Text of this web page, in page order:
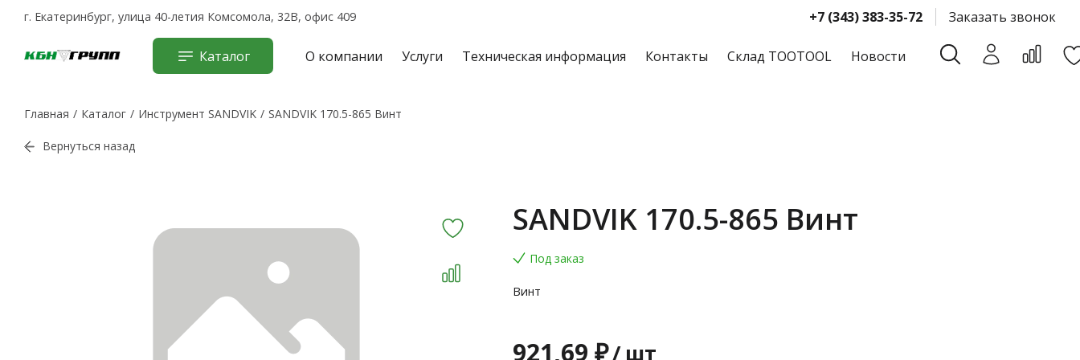
г. Екатеринбург, улица 40-летия Комсомола, 32В, офис 409 +7 (343) 383-35-72 Заказать звонок
Каталог О компании Услуги Техническая информация Контакты Склад TOOTOOL Новости
Главная Каталог Инструмент SANDVIK SANDVIK 170.5-865 Винт
Вернуться назад
SANDVIK 170.5-865 Винт
Под заказ
Винт
921,69 ₽/ шт